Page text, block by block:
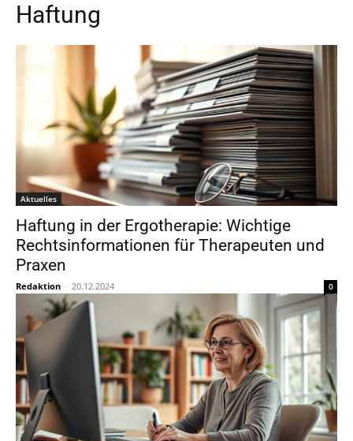
Haftung
Aktuelles
Haftung in der Ergotherapie: Wichtige
Rechtsinformationen für Therapeuten und
Praxen
Redaktion - 20.12.2024 0